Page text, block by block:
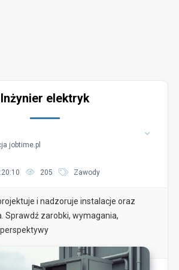
Inżynier elektryk
jobtime.pl
205 Zawody
i nadzoruje instalacje oraz
Sprawdź zarobki, wymagania,